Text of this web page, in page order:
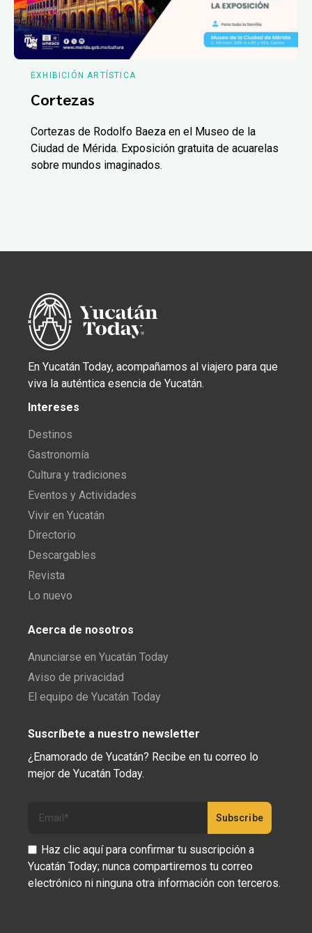
EXHIBICIÓN ARTÍSTICA
Cortezas
Cortezas de Rodolfo Baeza en el Museo de la
Ciudad de Mérida. Exposición gratuita de acuarelas
sobre mundos imaginados.
En Yucatán Today, acompañamos al viajero para que
viva la auténtica esencia de Yucatán.
Intereses
Destinos
Gastronomía
Cultura y tradiciones
Eventos y Actividades
Vivir en Yucatán
Directorio
Descargables
Revista
Lo nuevo
Acerca de nosotros
Anunciarse en Yucatán Today
Aviso de privacidad
El equipo de Yucatán Today
Suscríbete a nuestro newsletter
¿Enamorado de Yucatán? Recibe en tu correo lo
mejor de Yucatán Today.
Haz clic aquí para confirmar tu suscripción a
Yucatán Today; nunca compartiremos tu correo
electrónico ni ninguna otra información con terceros.